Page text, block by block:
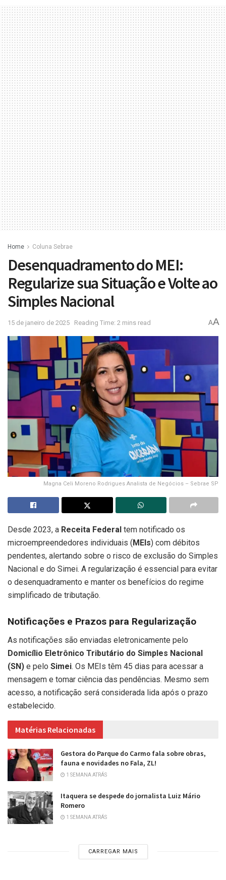
Home Coluna Sebrae
Desenquadramento do MEI:
Regularize sua Situação e Volte ao
Simples Nacional
15 de janeiro de 2025 Reading Time: 2 mins read AA
Magna Celi Moreno Rodrigues Analista de Negócios – Sebrae SP
Desde 2023, a Receita Federal tem notificado os
microempreendedores individuais (MEIs) com débitos
pendentes, alertando sobre o risco de exclusão do Simples
Nacional e do Simei. A regularização é essencial para evitar
o desenquadramento e manter os benefícios do regime
simplificado de tributação.
Notificações e Prazos para Regularização
As notificações são enviadas eletronicamente pelo
Domicílio Eletrônico Tributário do Simples Nacional
(SN) e pelo Simei. Os MEIs têm 45 dias para acessar a
mensagem e tomar ciência das pendências. Mesmo sem
acesso, a notificação será considerada lida após o prazo
estabelecido.
Matérias Relacionadas
Gestora do Parque do Carmo fala sobre obras,
fauna e novidades no Fala, ZL!
1 SEMANA ATRÁS
Itaquera se despede do jornalista Luiz Mário
Romero
1 SEMANA ATRÁS
CARREGAR MAIS